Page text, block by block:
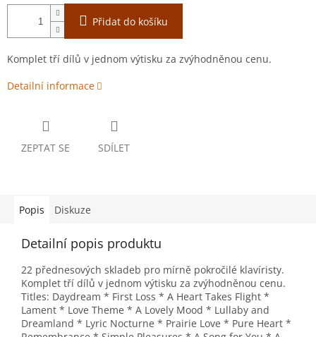
Přidat do košíku
Komplet tří dílů v jednom výtisku za zvýhodněnou cenu.
Detailní informace
ZEPTAT SE SDÍLET
Popis Diskuze
Detailní popis produktu
22 přednesových skladeb pro mírně pokročilé klavíristy.
Komplet tří dílů v jednom výtisku za zvýhodněnou cenu.
Titles: Daydream * First Loss * A Heart Takes Flight *
Lament * Love Theme * A Lovely Mood * Lullaby and
Dreamland * Lyric Nocturne * Prairie Love * Pure Heart *